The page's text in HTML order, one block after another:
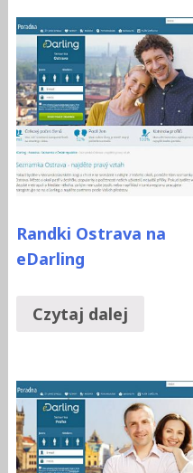
Randki Ostrava na
eDarling
Czytaj dalej